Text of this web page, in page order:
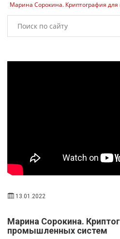
Марина Сорокина. Криптография
13.01.2022
Марина Сорокина.
промышленных систем